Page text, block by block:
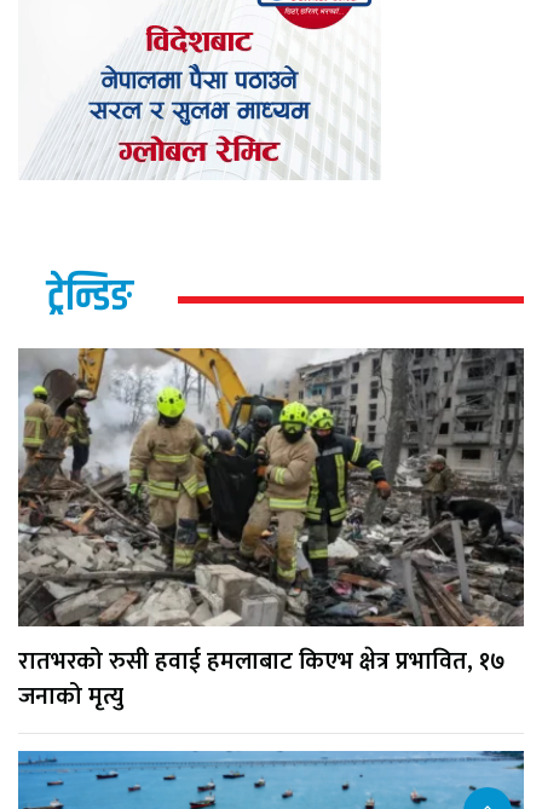
ट्रेन्डिङ
रातभरको रुसी हवाई हमलाबाट किएभ क्षेत्र प्रभावित, १७
जनाको मृत्यु